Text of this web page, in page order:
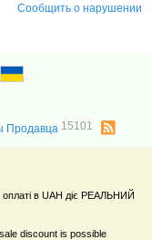
Сообщить о нарушении
Продавца 15101
оплаті в UAH діє РЕАЛЬНИЙ
discount is possible